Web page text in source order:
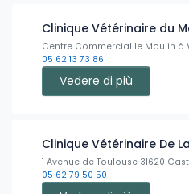
Clinique Vétérinaire du
Centre Commercial le Moulin à
05 62 13 73 86
Vedere di più
Clinique Vétérinaire De
1 Avenue de Toulouse 31620
05 62 79 50 50